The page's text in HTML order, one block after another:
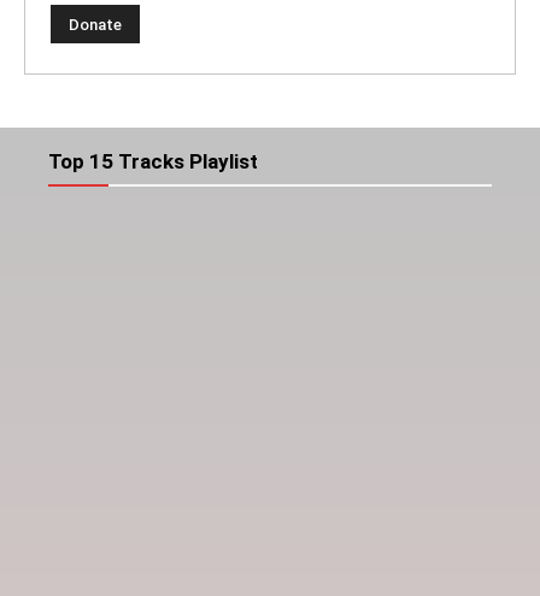
Top 15 Tracks Playlist